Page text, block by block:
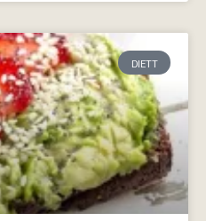
DIETT